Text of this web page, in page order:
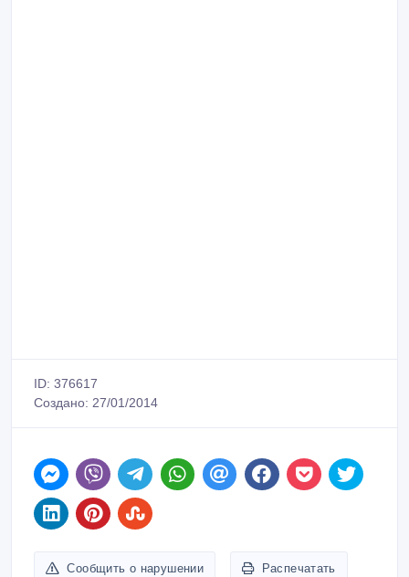
ID: 376617
Создано: 27/01/2014
Сообщить о нарушении Распечатать